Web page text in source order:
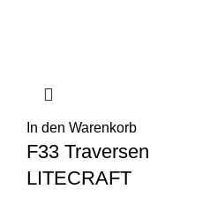
In den Warenkorb
F33 Traversen
LITECRAFT